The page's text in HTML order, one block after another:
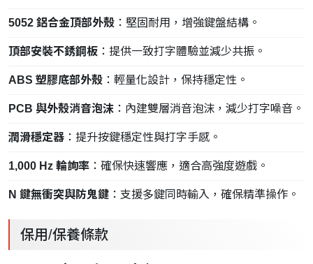
5052 鋁合金頂部外殼 ：堅固耐用，增強鍵盤結構。
頂部安裝不銹鋼板 ：提供一致打字體驗並減少共振。
ABS 塑膠底部外殼 ：輕量化設計，保持穩定性。
PCB 與外殼消音泡沫 ：內建雙層消音泡沫，減少打字噪音。
潤滑穩定器 ：提升按鍵穩定性與打字手感。
1,000 Hz 輪詢率 ：確保快速響應，適合高強度遊戲。
N 鍵無衝突與防鬼鍵 ：支援多鍵同時輸入，確保精準操作。
保用/保養條款